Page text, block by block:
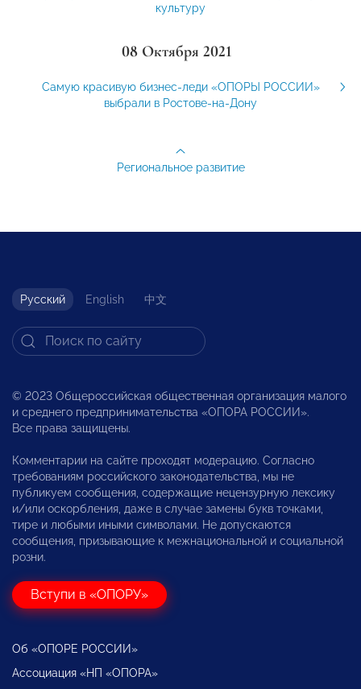
культуру
08 Октября 2021
Самую красивую бизнес-леди «ОПОРЫ РОССИИ»
выбрали в Ростове-на-Дону
Региональное развитие
Русский English 中文
© 2023 Общероссийская общественная организация малого
и среднего предпринимательства «ОПОРА РОССИИ».
Все права защищены.
Комментарии на сайте проходят модерацию. Согласно
требованиям российского законодательства, мы не
публикуем сообщения, содержащие нецензурную лексику
и/или оскорбления, даже в случае замены букв точками,
тире и любыми иными символами. Не допускаются
сообщения, призывающие к межнациональной и социальной
розни.
Вступи в «ОПОРУ»
Об «ОПОРЕ РОССИИ»
Ассоциация «НП «ОПОРА»